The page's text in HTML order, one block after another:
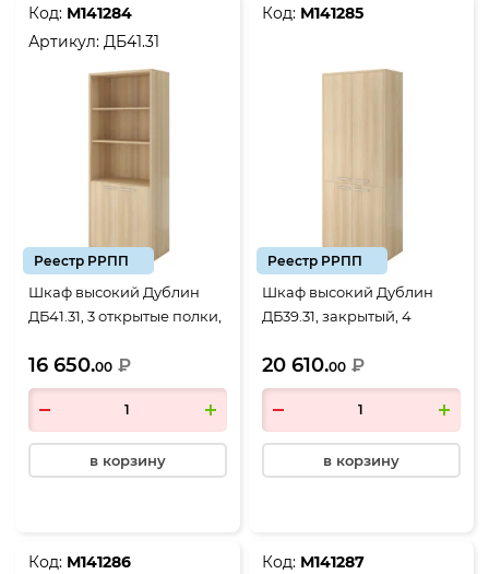
Код: М141284
Артикул:ДБ41.31
Реестр РРПП
Шкаф высокий Дублин
ДБ41.31, 3 открытые полки,
Акация лорка
16 650.00 ₽
в корзину
Код: М141285
Реестр РРПП
Шкаф высокий Дублин
ДБ39.31, закрытый, 4
Акация лорка
20 610.00 ₽
в корзину
Код: М141286 Код: М141287